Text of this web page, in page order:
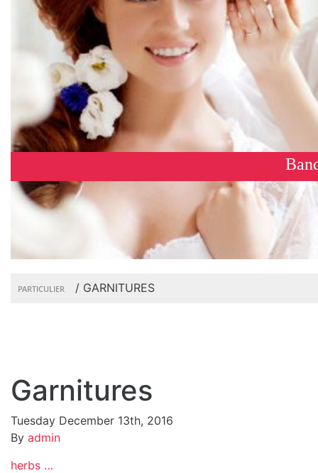
PARTICULIER / GARNITURES
Garnitures
Tuesday December 13th, 2016
By admin
Persian-style Basmati rice with saffron butter and nuts
and dried fruit***Sautéed vegetables with garlic and
herbs …